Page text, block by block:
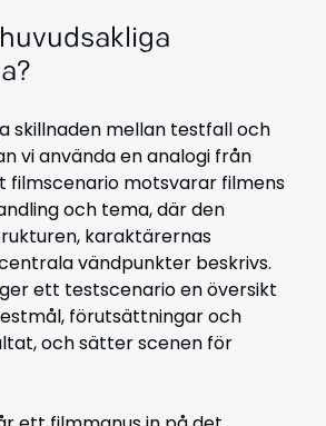
skillnaden mellan testfall och
vi använda en analogi från
filmscenario motsvarar filmens
och tema, där den
karaktärernas
vändpunkter beskrivs.
ett testscenario en översikt
förutsättningar och
och sätter scenen för